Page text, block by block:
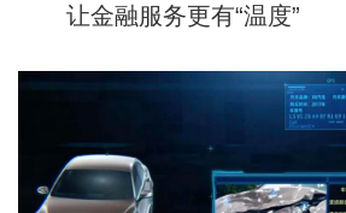
让金融服务更有“温度”